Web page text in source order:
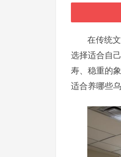
在传统
选择适合自
寿、稳重的
适合养哪些